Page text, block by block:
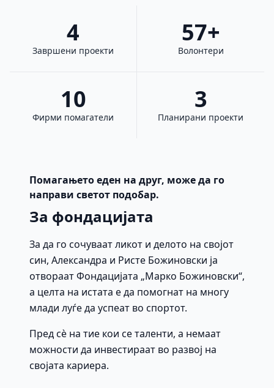
4
Завршени проекти
57+
Волонтери
10
Фирми помагатели
3
Планирани проекти
Помагањето еден на друг, може да го
направи светот подобар.
За фондацијата
За да го сочуваат ликот и делото на својот
син, Александра и Ристе Божиновски ја
отвораат Фондацијата „Марко Божиновски“,
а целта на истата е да помогнат на многу
млади луѓе да успеат во спортот.
Пред сè на тие кои се таленти, а немаат
можности да инвестираат во развој на
својата кариера.